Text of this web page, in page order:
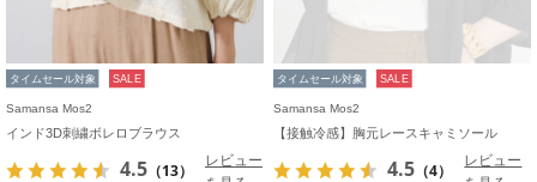
タイムセール対象 SALE
Samansa Mos2
インド3D刺繍ボレロブラウス
4.5 （13）
レビュー
タイムセール対象 SALE
Samansa Mos2
【接触冷感】胸元レースキャミソール
4.5 （4）
レビュー